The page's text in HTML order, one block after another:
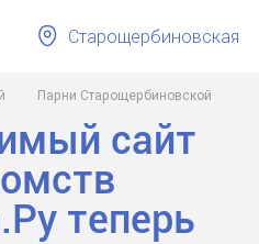
Парни Старощербиновской
Старощербиновская
сайт
теперь